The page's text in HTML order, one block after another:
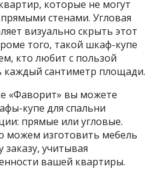
которые не могут
прямыми стенами. Угловая
визуально скрыть этот
того, такой шкаф-купе
кто любит с пользой
каждый сантиметр площади.
«Фаворит» вы можете
купе для спальни
прямые или угловые.
можем изготовить мебель
учитывая
вашей квартиры.